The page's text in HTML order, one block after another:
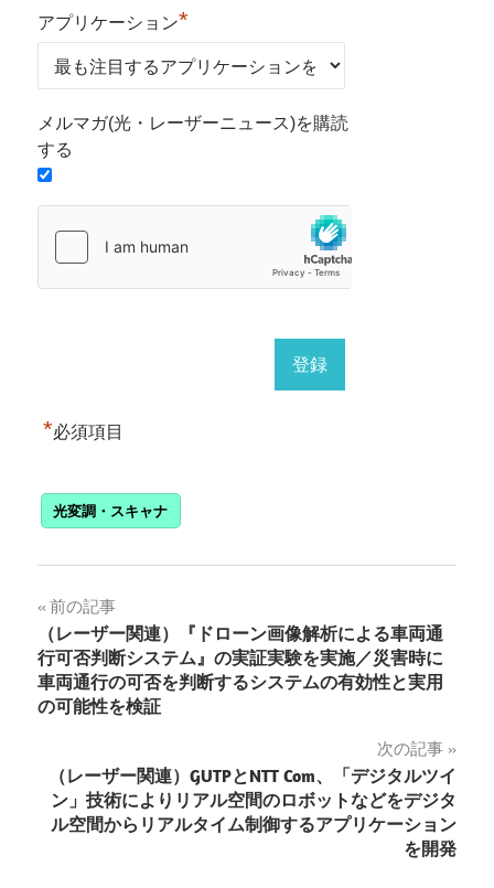
アプリケーション*
メルマガ(光・レーザーニュース)を購読
する
*必須項目
光変調・スキャナ
投
稿
ナ
ゲ
ー
前の記事
（レーザー関連）『ドローン画像解析による車両通
行可否判断システム』の実証実験を実施／災害時に
車両通行の可否を判断するシステムの有効性と実用
の可能性を検証
次の記事
（レーザー関連）GUTPとNTT Com、「デジタルツイ
ン」技術によりリアル空間のロボットなどをデジタ
ル空間からリアルタイム制御するアプリケーション
を開発